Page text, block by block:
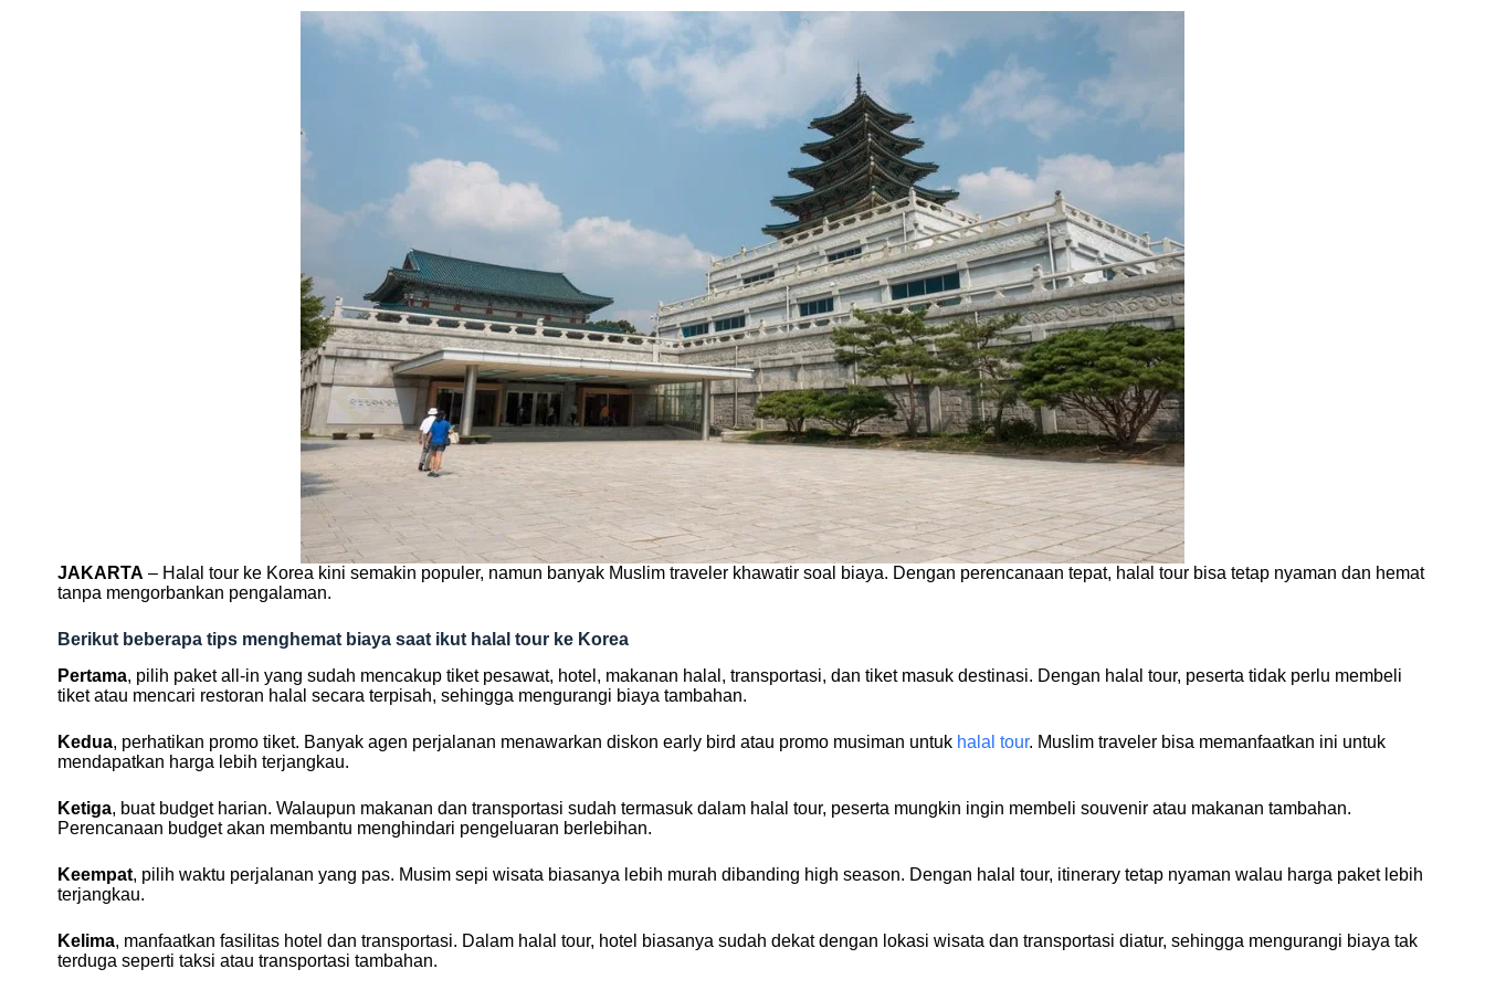
JAKARTA – Halal tour ke Korea kini semakin populer, namun banyak Muslim traveler khawatir soal biaya. Dengan perencanaan tepat, halal tour bisa tetap nyaman dan hemat
tanpa mengorbankan pengalaman.
Berikut beberapa tips menghemat biaya saat ikut halal tour ke Korea
Pertama, pilih paket all-in yang sudah mencakup tiket pesawat, hotel, makanan halal, transportasi, dan tiket masuk destinasi. Dengan halal tour, peserta tidak perlu membeli
tiket atau mencari restoran halal secara terpisah, sehingga mengurangi biaya tambahan.
Kedua, perhatikan promo tiket. Banyak agen perjalanan menawarkan diskon early bird atau promo musiman untuk halal tour. Muslim traveler bisa memanfaatkan ini untuk
mendapatkan harga lebih terjangkau.
Ketiga, buat budget harian. Walaupun makanan dan transportasi sudah termasuk dalam halal tour, peserta mungkin ingin membeli souvenir atau makanan tambahan.
Perencanaan budget akan membantu menghindari pengeluaran berlebihan.
Keempat, pilih waktu perjalanan yang pas. Musim sepi wisata biasanya lebih murah dibanding high season. Dengan halal tour, itinerary tetap nyaman walau harga paket lebih
terjangkau.
Kelima, manfaatkan fasilitas hotel dan transportasi. Dalam halal tour, hotel biasanya sudah dekat dengan lokasi wisata dan transportasi diatur, sehingga mengurangi biaya tak
terduga seperti taksi atau transportasi tambahan.